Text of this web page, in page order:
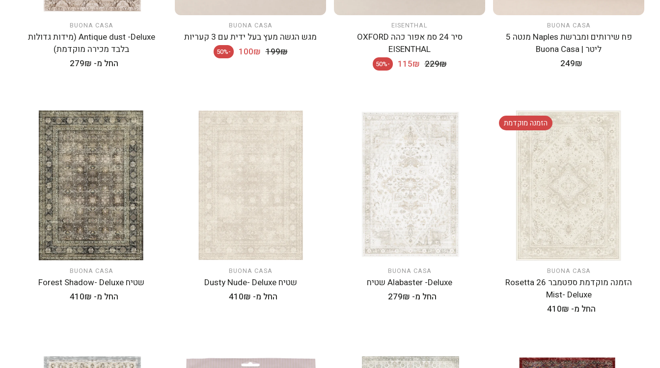
הוספה לעגלה
BUONA CASA
פח שירותים ומברשת Naples מנטה 5
ליטר | Buona Casa
מחיר
249₪
הוספה לעגלה
EISENTHAL
סיר 24 סמ אפור כהה OXFORD
EISENTHAL
115₪
-50% מחיר מבצעמחיר רגיל229₪
הוספה לעגלה
BUONA CASA
מגש הגשה מעץ בעל ידית עם 3 קעריות
100₪
-50% מחיר מבצעמחיר רגיל199₪
הוספה לעגלה
BUONA CASA
Antique dust -Deluxe (מידות גדולות
בלבד מכירה מוקדמת)
מחיר
החל מ- 279₪
הזמנה מוקדמת
הוספה לעגלה
BUONA CASA
הזמנה מוקדמת ספטמבר 26 Rosetta
Mist- Deluxe
מחיר
החל מ- 410₪
הוספה לעגלה
BUONA CASA
Alabaster -Deluxe שטיח
מחיר
החל מ- 279₪
הוספה לעגלה
BUONA CASA
שטיח Dusty Nude- Deluxe
מחיר
החל מ- 410₪
הוספה לעגלה
BUONA CASA
שטיח Forest Shadow- Deluxe
מחיר
החל מ- 410₪